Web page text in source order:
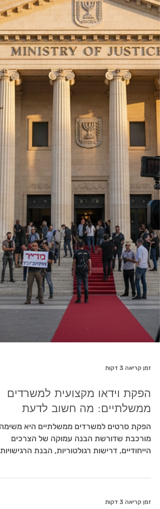
תקשורת חזותית היא כלי מרכזי להצלחה
סרטי תדמית הפכו לכלי אסטרטגי עבור
גדולים, משרדי ממשלה וחברות מובילות,
המעוניינים להעביר מסרים ברורים, מקצועיים
ומרגשים. אנחנו ב-ELP (אלי לוי הפקות) אחרי
נסיון של 25 שנה בתחום, כבר ראינו הכל
הכל עבור הארגונים והחברות הגדולות בארץ,
אנחנו מבינים את החשיבות הזו לעומק, ומלווים
אתכם לאורך כל השנה בכל צרכי התקשורת
שלכם: הפקת סרטים, אנימציה, שיווק תדמית
ופרסום, מיתוג, סושיאל, צילום ועריכה, שידורים
חיים, פודקאסטים, פתרונות לאירו